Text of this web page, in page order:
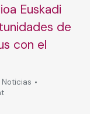
Euskadi
de
con el
Noticias